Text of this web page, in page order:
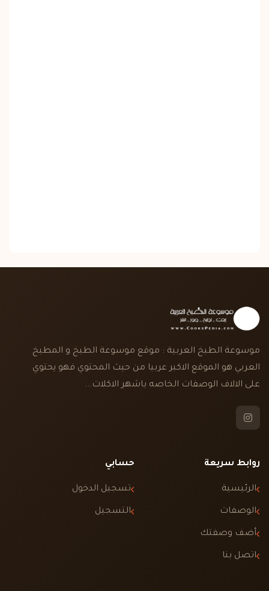
موسوعة الطبخ العربية : موقع موسوعة الطبخ و المطبخ
العربي هو الموقع الاكبر عربيا من حيث المحتوي فهو يحتوي
على الالاف الوصفات الخاصه باشهر الاكلات...
روابط سريعة
الرئيسية
الوصفات
أضف وصفتك
اتصل بنا
حسابي
تسجيل الدخول
التسجيل